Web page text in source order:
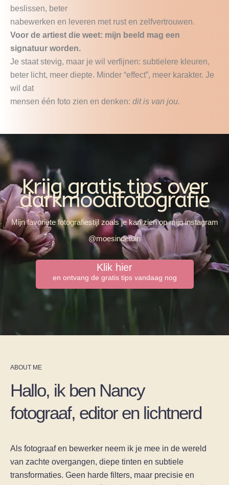
beslissen, beter
nabewerken en leveren met rust en zelfvertrouwen.
Voor de artiest die weet: mijn beeld mag een
signatuur worden.
Je staat stevig, maar je wil verfijnen: subtielere kleuren,
beter licht, meer diepte. Minder “effect”, meer karakter. Je
wil dat
mensen één foto zien en denken: dit is van jou.
Krijg gratis tips over
darkmoodfotografie
Mijn favoriete fotografiestijl zoals je kan zien op mijn instagram
@moesindetuin
Klik hier
en ontvang de gratis tips vandaag nog
ABOUT ME
Hallo, ik ben Nancy
fotograaf, editor en lichtnerd
Als fotograaf en bewerker neem ik je mee in de wereld
van zachte overgangen, diepe tinten en subtiele
transformaties. Geen harde filters, maar precisie en